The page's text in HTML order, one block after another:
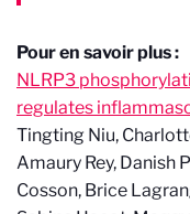
Pour en savoir plus :
NLRP3
regulates
Tingting Niu,
Amaury Rey, Danish
Cosson, Brice